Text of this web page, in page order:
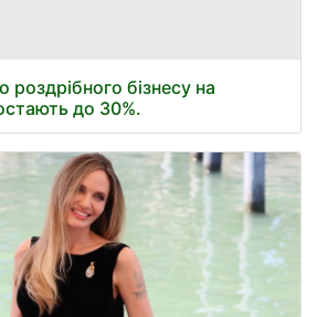
роздрібного бізнесу на
до 30%.